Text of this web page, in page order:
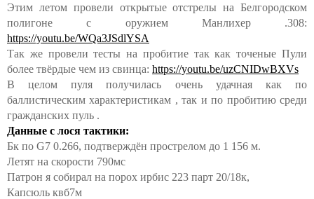
Этим летом провели открытые отстрелы на Белгородском
полигоне с оружием Манлихер .308:
https://youtu.be/WQa3JSdlYSA
Так же провели тесты на пробитие так как точеные Пули
более твёрдые чем из свинца: https://youtu.be/uzCNIDwBXVs
В целом пуля получилась очень удачная как по
баллистическим характеристикам , так и по пробитию среди
гражданских пуль .
Данные с лося тактики:
Бк по G7 0.266, подтверждён прострелом до 1 156 м.
Летят на скорости 790мс
Патрон я собирал на порох ирбис 223 парт 20/18к,
Капсюль квб7м